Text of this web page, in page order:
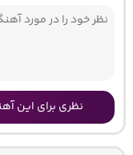
نظری برای این